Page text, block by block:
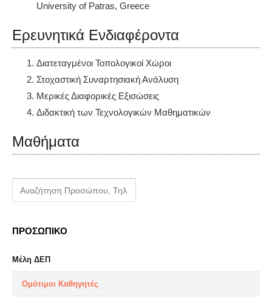
University of Patras, Greece
Ερευνητικά Ενδιαφέροντα
Διατεταγμένοι Τοπολογικοί Χώροι
Στοχαστική Συναρτησιακή Ανάλυση
Μερικές Διαφορικές Εξισώσεις
Διδακτική των Τεχνολογικών Μαθηματικών
Μαθήματα
ΠΡΟΣΩΠΙΚΟ
Μέλη ΔΕΠ
Ομότιμοι Καθηγητές